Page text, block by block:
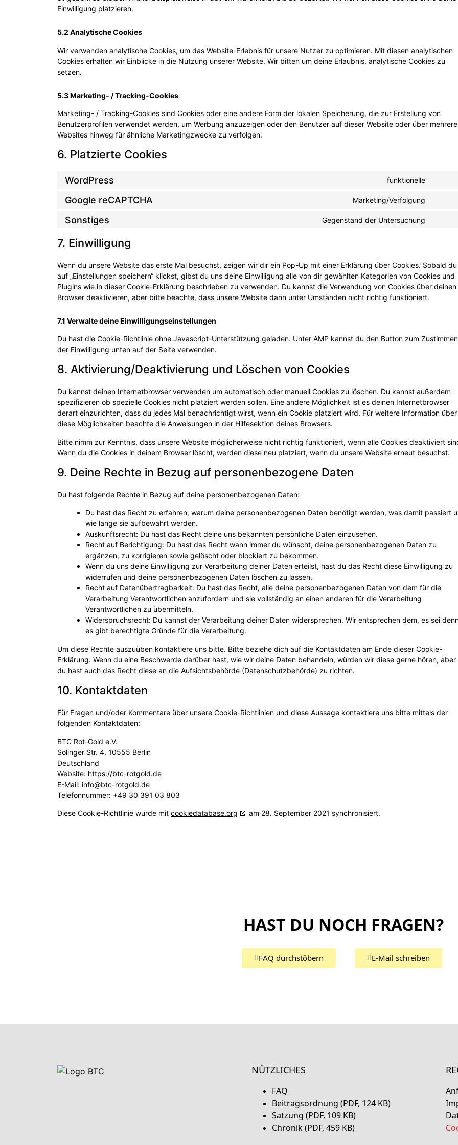
Einwilligung platzieren.
5.2 Analytische Cookies
Wir verwenden analytische Cookies, um das Website-Erlebnis für unsere Nutzer zu optimieren. Mit diesen analytischen
Cookies erhalten wir Einblicke in die Nutzung unserer Website. Wir bitten um deine Erlaubnis, analytische Cookies zu
setzen.
5.3 Marketing- / Tracking-Cookies
Marketing- / Tracking-Cookies sind Cookies oder eine andere Form der lokalen Speicherung, die zur Erstellung von
Benutzerprofilen verwendet werden, um Werbung anzuzeigen oder den Benutzer auf dieser Website oder über mehrere
Websites hinweg für ähnliche Marketingzwecke zu verfolgen.
6. Platzierte Cookies
WordPress funktionelle
Google reCAPTCHA Marketing/Verfolgung
Sonstiges Gegenstand der Untersuchung
7. Einwilligung
Wenn du unsere Website das erste Mal besuchst, zeigen wir dir ein Pop-Up mit einer Erklärung über Cookies. Sobald du
auf „Einstellungen speichern“ klickst, gibst du uns deine Einwilligung alle von dir gewählten Kategorien von Cookies und
Plugins wie in dieser Cookie-Erklärung beschrieben zu verwenden. Du kannst die Verwendung von Cookies über deinen
Browser deaktivieren, aber bitte beachte, dass unsere Website dann unter Umständen nicht richtig funktioniert.
7.1 Verwalte deine Einwilligungseinstellungen
Du hast die Cookie-Richtlinie ohne Javascript-Unterstützung geladen. Unter AMP kannst du den Button zum Zustimmen
der Einwilligung unten auf der Seite verwenden.
8. Aktivierung/Deaktivierung und Löschen von Cookies
Du kannst deinen Internetbrowser verwenden um automatisch oder manuell Cookies zu löschen. Du kannst außerdem
spezifizieren ob spezielle Cookies nicht platziert werden sollen. Eine andere Möglichkeit ist es deinen Internetbrowser
derart einzurichten, dass du jedes Mal benachrichtigt wirst, wenn ein Cookie platziert wird. Für weitere Information über
diese Möglichkeiten beachte die Anweisungen in der Hilfesektion deines Browsers.
Bitte nimm zur Kenntnis, dass unsere Website möglicherweise nicht richtig funktioniert, wenn alle Cookies deaktiviert
Wenn du die Cookies in deinem Browser löscht, werden diese neu platziert, wenn du unsere Website erneut besuchst.
9. Deine Rechte in Bezug auf personenbezogene Daten
Du hast folgende Rechte in Bezug auf deine personenbezogenen Daten:
Du hast das Recht zu erfahren, warum deine personenbezogenen Daten benötigt werden, was damit passiert
wie lange sie aufbewahrt werden.
Auskunftsrecht: Du hast das Recht deine uns bekannten persönliche Daten einzusehen.
Recht auf Berichtigung: Du hast das Recht wann immer du wünscht, deine personenbezogenen Daten zu
ergänzen, zu korrigieren sowie gelöscht oder blockiert zu bekommen.
Wenn du uns deine Einwilligung zur Verarbeitung deiner Daten erteilst, hast du das Recht diese Einwilligung zu
widerrufen und deine personenbezogenen Daten löschen zu lassen.
Recht auf Datenübertragbarkeit: Du hast das Recht, alle deine personenbezogenen Daten von dem für die
Verarbeitung Verantwortlichen anzufordern und sie vollständig an einen anderen für die Verarbeitung
Verantwortlichen zu übermitteln.
Widerspruchsrecht: Du kannst der Verarbeitung deiner Daten widersprechen. Wir entsprechen dem, es sei
es gibt berechtigte Gründe für die Verarbeitung.
Um diese Rechte auszuüben kontaktiere uns bitte. Bitte beziehe dich auf die Kontaktdaten am Ende dieser Cookie-
Erklärung. Wenn du eine Beschwerde darüber hast, wie wir deine Daten behandeln, würden wir diese gerne hören, aber
du hast auch das Recht diese an die Aufsichtsbehörde (Datenschutzbehörde) zu richten.
10. Kontaktdaten
Für Fragen und/oder Kommentare über unsere Cookie-Richtlinien und diese Aussage kontaktiere uns bitte mittels der
folgenden Kontaktdaten:
BTC Rot-Gold e.V.
Solinger Str. 4, 10555 Berlin
Deutschland
Website: https://btc-rotgold.de
E-Mail: info@btc-rotgold.de
Telefonnummer: +49 30 391 03 803
Diese Cookie-Richtlinie wurde mit cookiedatabase.org am 28. September 2021 synchronisiert.
HAST DU NOCH FRAGEN?
FAQ durchstöbern E-Mail schreiben
NÜTZLICHES
FAQ
Beitragsordnung (PDF, 124 KB)
Satzung (PDF, 109 KB)
Chronik (PDF, 459 KB)